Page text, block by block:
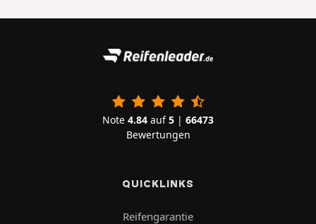
Note 4.84 auf5 | 66473
Bewertungen
QUICKLINKS
Reifengarantie